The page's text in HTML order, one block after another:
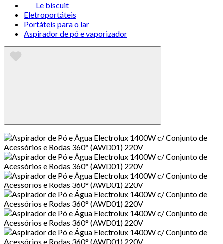
Le biscuit
Eletroportáteis
Portáteis para o lar
Aspirador de pó e vaporizador